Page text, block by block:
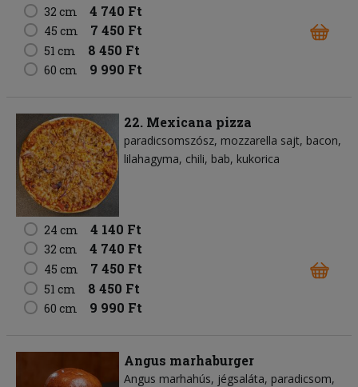
32 cm 4 740 Ft
45 cm 7 450 Ft
51 cm 8 450 Ft
60 cm 9 990 Ft
22. Mexicana pizza
paradicsomszósz mozzarella sajt bacon
lilahagyma chili bab kukorica
24 cm 4 140 Ft
32 cm 4 740 Ft
45 cm 7 450 Ft
51 cm 8 450 Ft
60 cm 9 990 Ft
Angus marhaburger
Angus marhahús jégsaláta paradicsom